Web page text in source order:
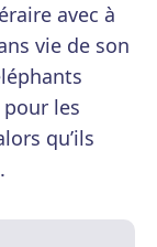
avec à
vie de son
les
qu’ils